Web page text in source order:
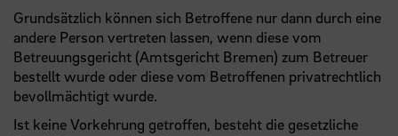
Grundsätzlich können sich Betroffene nur dann durch eine
andere Person vertreten lassen, wenn diese vom
Betreuungsgericht (Amtsgericht Bremen) zum Betreuer
bestellt wurde oder diese vom Betroffenen privatrechtlich
bevollmächtigt wurde.
Ist keine Vorkehrung getroffen, besteht die gesetzliche